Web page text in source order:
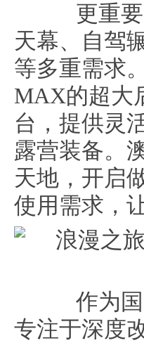
更重要
天幕、自驾
等多重需求
MAX的超大
台，提供灵
露营装备。
天地，开启
使用需求，
作为国
专注于深度